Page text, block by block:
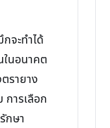
จะทำได้
ในอนาคต
รายาง
การเลือก
กษา